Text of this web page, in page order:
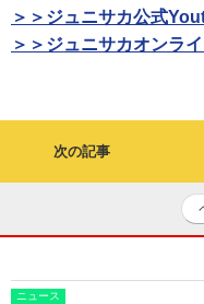
＞＞ジュニサカ公式
＞＞ジュニサカオンラ
次の記事
ニュース